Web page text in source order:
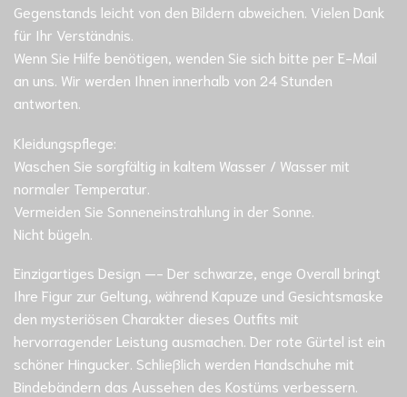
Gegenstands leicht von den Bildern abweichen. Vielen Dank
für Ihr Verständnis.
Wenn Sie Hilfe benötigen, wenden Sie sich bitte per E-Mail
an uns. Wir werden Ihnen innerhalb von 24 Stunden
antworten.
Kleidungspflege:
Waschen Sie sorgfältig in kaltem Wasser / Wasser mit
normaler Temperatur.
Vermeiden Sie Sonneneinstrahlung in der Sonne.
Nicht bügeln.
Einzigartiges Design —- Der schwarze, enge Overall bringt
Ihre Figur zur Geltung, während Kapuze und Gesichtsmaske
den mysteriösen Charakter dieses Outfits mit
hervorragender Leistung ausmachen. Der rote Gürtel ist ein
schöner Hingucker. Schließlich werden Handschuhe mit
Bindebändern das Aussehen des Kostüms verbessern.